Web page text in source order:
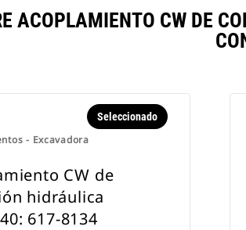
ACOPLAMIENTO CW DE
- Excavadora
Seleccionado
CW de
hidráulica
617-8134